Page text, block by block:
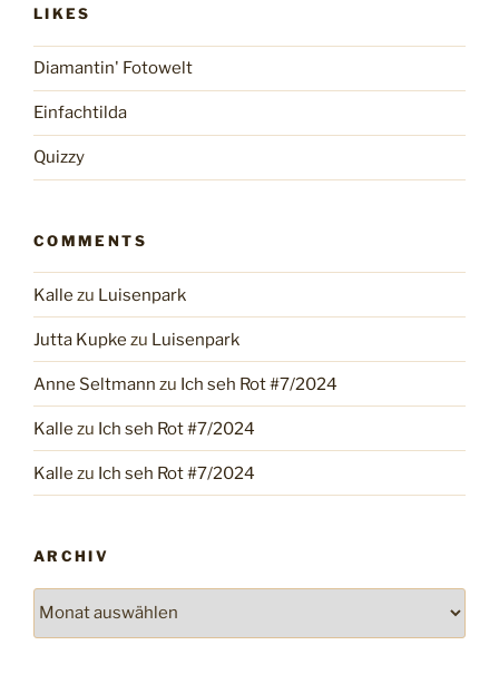
LIKES
Diamantin' Fotowelt
Einfachtilda
Quizzy
COMMENTS
Kalle zu Luisenpark
Jutta Kupke zu Luisenpark
Anne Seltmann zu Ich seh Rot #7/2024
Kalle zu Ich seh Rot #7/2024
Kalle zu Ich seh Rot #7/2024
ARCHIV
Archiv